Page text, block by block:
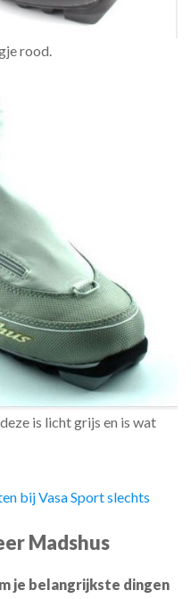
rood.
is licht grijs en is wat
bij Vasa Sport slechts
Madshus
je belangrijkste dingen